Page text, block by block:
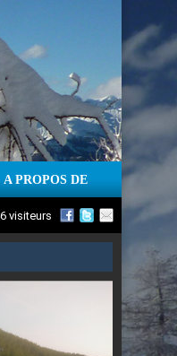
A PROPOS DE
visiteurs